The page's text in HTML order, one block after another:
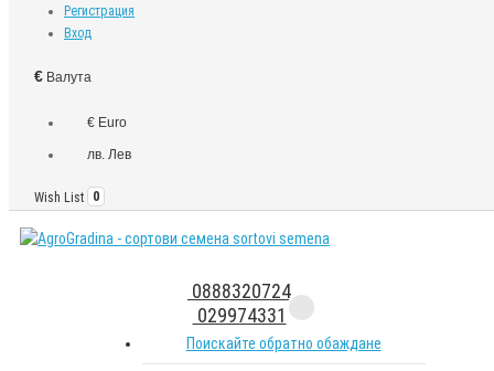
Регистрация
Вход
€ Валута
€ Euro
лв. Лев
Wish List 0
0888320724
029974331
Поискайте обратно обаждане